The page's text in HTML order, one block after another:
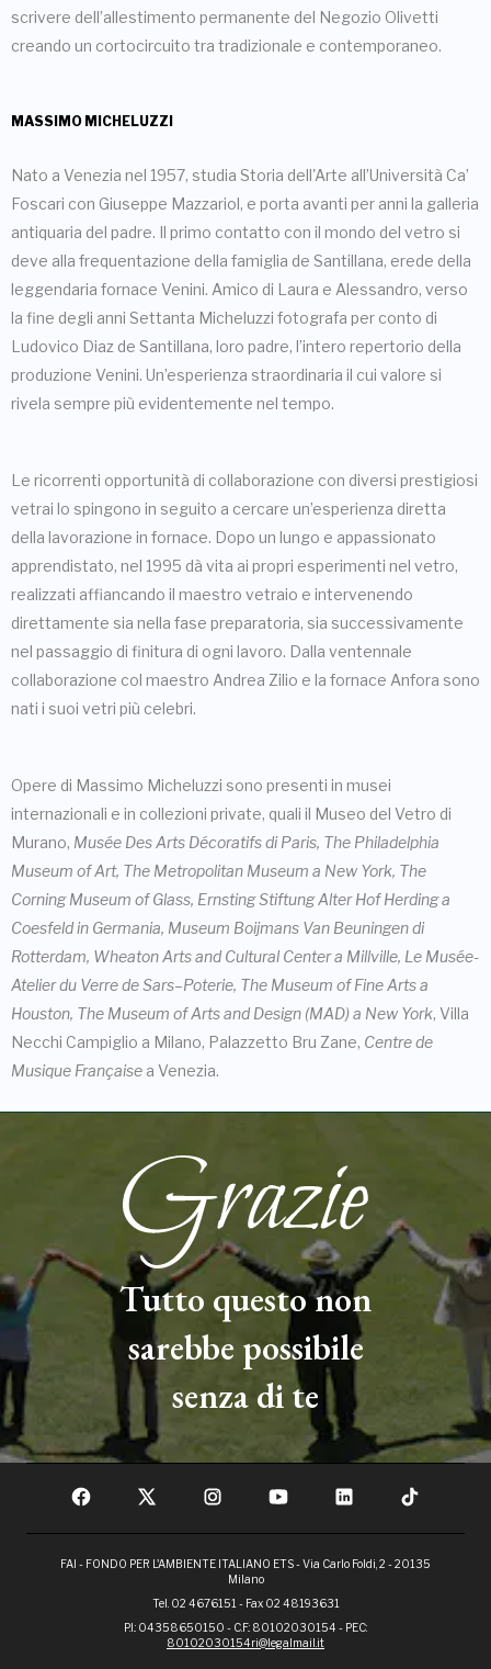
scrivere dell’allestimento permanente del Negozio Olivetti
creando un cortocircuito tra tradizionale e contemporaneo.
MASSIMO MICHELUZZI
Nato a Venezia nel 1957, studia Storia dell'Arte all’Università Ca’
Foscari con Giuseppe Mazzariol, e porta avanti per anni la galleria
antiquaria del padre. Il primo contatto con il mondo del vetro si
deve alla frequentazione della famiglia de Santillana, erede della
leggendaria fornace Venini. Amico di Laura e Alessandro, verso
la fine degli anni Settanta Micheluzzi fotografa per conto di
Ludovico Diaz de Santillana, loro padre, l’intero repertorio della
produzione Venini. Un’esperienza straordinaria il cui valore si
rivela sempre più evidentemente nel tempo.
Le ricorrenti opportunità di collaborazione con diversi prestigiosi
vetrai lo spingono in seguito a cercare un’esperienza diretta
della lavorazione in fornace. Dopo un lungo e appassionato
apprendistato, nel 1995 dà vita ai propri esperimenti nel vetro,
realizzati affiancando il maestro vetraio e intervenendo
direttamente sia nella fase preparatoria, sia successivamente
nel passaggio di finitura di ogni lavoro. Dalla ventennale
collaborazione col maestro Andrea Zilio e la fornace Anfora sono
nati i suoi vetri più celebri.
Opere di Massimo Micheluzzi sono presenti in musei
internazionali e in collezioni private, quali il Museo del Vetro di
Murano, Musée Des Arts Décoratifs di Paris, The Philadelphia
Museum of Art, The Metropolitan Museum a New York, The
Corning Museum of Glass, Ernsting Stiftung Alter Hof Herding a
Coesfeld in Germania, Museum Boijmans Van Beuningen di
Rotterdam, Wheaton Arts and Cultural Center a Millville, Le Musée-
Atelier du Verre de Sars–Poterie, The Museum of Fine Arts a
Houston, The Museum of Arts and Design (MAD) a New York, Villa
Necchi Campiglio a Milano, Palazzetto Bru Zane, Centre de
Musique Française a Venezia.
Tutto questo non
sarebbe possibile
senza di te
FAI - FONDO PER L'AMBIENTE ITALIANO ETS - Via Carlo Foldi, 2 - 20135
Milano
Tel. 02 4676151 - Fax 02 48193631
P.I.: 04358650150 - C.F.: 80102030154 - PEC:
80102030154ri@legalmail.it